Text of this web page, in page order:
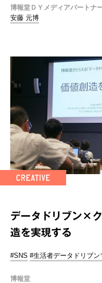
博報堂ＤＹメディアパートナ
安藤 元博
データドリブン×
造を実現する
#SNS #生活者データドリブ
博報堂